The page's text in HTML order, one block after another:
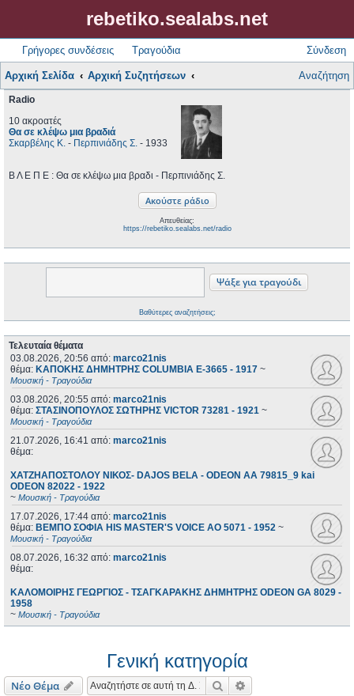
rebetiko.sealabs.net
Γρήγορες συνδέσεις Τραγούδια Σύνδεση
Αρχική Σελίδα Αρχική Συζητήσεων Αναζήτηση
Radio
10 ακροατές
Θα σε κλέψω μια βραδιά
Σκαρβέλης Κ. - Περπινιάδης Σ. - 1933
Β Λ Ε Π Ε : Θα σε κλέψω μια βραδι - Περπινιάδης Σ.
Απευθείας:
https://rebetiko.sealabs.net/radio
Βαθύτερες αναζητήσεις;
Τελευταία θέματα
03.08.2026, 20:56 από: marco21nis
θέμα: ΚΑΠΟΚΗΣ ΔΗΜΗΤΡΗΣ COLUMBIA E-3665 - 1917 ~
Μουσική - Τραγούδια
03.08.2026, 20:55 από: marco21nis
θέμα: ΣΤΑΣΙΝΟΠΟΥΛΟΣ ΣΩΤΗΡΗΣ VICTOR 73281 - 1921 ~
Μουσική - Τραγούδια
21.07.2026, 16:41 από: marco21nis
θέμα:
ΧΑΤΖΗΑΠΟΣΤΟΛΟΥ ΝΙΚΟΣ- DAJOS BELA - ODEON AA 79815_9 kai
ODEON 82022 - 1922
~ Μουσική - Τραγούδια
17.07.2026, 17:44 από: marco21nis
θέμα: ΒΕΜΠΟ ΣΟΦΙΑ HIS MASTER'S VOICE AO 5071 - 1952 ~
Μουσική - Τραγούδια
08.07.2026, 16:32 από: marco21nis
θέμα:
ΚΑΛΟΜΟΙΡΗΣ ΓΕΩΡΓΙΟΣ - ΤΣΑΓΚΑΡΑΚΗΣ ΔΗΜΗΤΡΗΣ ODEON GA 8029 -
1958
~ Μουσική - Τραγούδια
Γενική κατηγορία
Νέο Θέμα Αναζήτηση